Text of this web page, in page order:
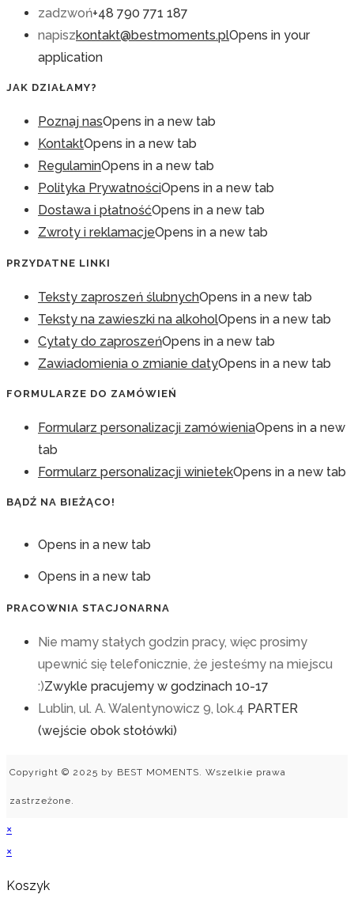
zadzwoń+48 790 771 187
napiszkontakt@bestmoments.plOpens in your
application
JAK DZIAŁAMY?
Poznaj nasOpens in a new tab
KontaktOpens in a new tab
RegulaminOpens in a new tab
Polityka PrywatnościOpens in a new tab
Dostawa i płatnośćOpens in a new tab
Zwroty i reklamacjeOpens in a new tab
PRZYDATNE LINKI
Teksty zaproszeń ślubnychOpens in a new tab
Teksty na zawieszki na alkoholOpens in a new tab
Cytaty do zaproszeńOpens in a new tab
Zawiadomienia o zmianie datyOpens in a new tab
FORMULARZE DO ZAMÓWIEŃ
Formularz personalizacji zamówieniaOpens in a new
tab
Formularz personalizacji winietekOpens in a new tab
BĄDŹ NA BIEŻĄCO!
Opens in a new tab
Opens in a new tab
PRACOWNIA STACJONARNA
Nie mamy stałych godzin pracy, więc prosimy
upewnić się telefonicznie, że jesteśmy na miejscu
:)Zwykle pracujemy w godzinach 10-17
Lublin, ul. A. Walentynowicz 9, lok.4 PARTER
(wejście obok stołówki)
Copyright © 2025 by BEST MOMENTS. Wszelkie prawa
zastrzeżone.
×
×
Koszyk